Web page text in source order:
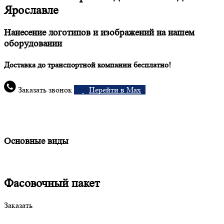
Ярославле
Нанесение логотипов и изображений на нашем
оборудовании
Доставка до транспортной компании бесплатно!
Заказать звонок Перейти в Max
Основные виды
Фасовочный пакет
Заказать